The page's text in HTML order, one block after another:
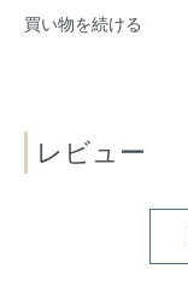
買い物を続ける
レビュー